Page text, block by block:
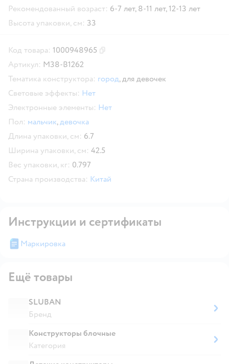
Рекомендованный возраст: 6-7 лет, 8-11 лет,12-13 лет
Высота упаковки, см: 33
Код товара: 1000948965
Артикул: M38-B1262
Тематика конструктора: город,для девочек
Световые эффекты: Нет
Электронные элементы: Нет
Пол: мальчик,девочка
Длина упаковки, см: 6.7
Ширина упаковки, см: 42.5
Вес упаковки, кг: 0.797
Страна производства: Китай
Инструкции и сертификаты
Маркировка
Ещё товары
SLUBAN
Бренд
Конструкторы блочные
Категория